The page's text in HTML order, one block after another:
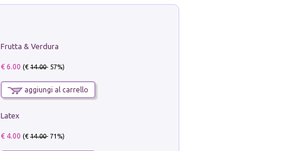
Frutta & Verdura
€ 6.00 (€14.00- 57%)
aggiungi al carrello
Latex
€ 4.00 (€14.00- 71%)